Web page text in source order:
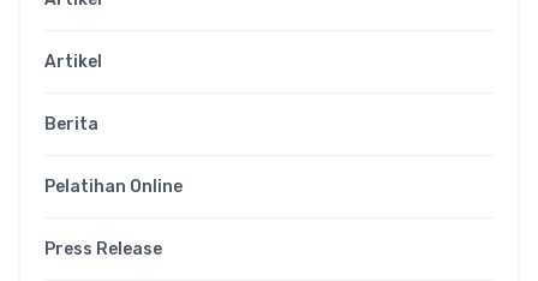
Artikel
Berita
Pelatihan Online
Press Release